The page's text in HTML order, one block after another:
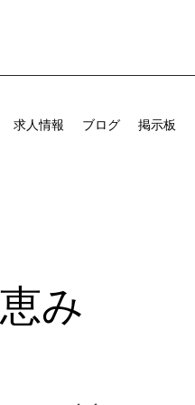
求人情報 ブログ 掲示板
み